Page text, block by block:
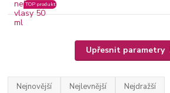
TOP produkt
Upřesnit parametry
Nejnovější Nejlevnější Nejdražší